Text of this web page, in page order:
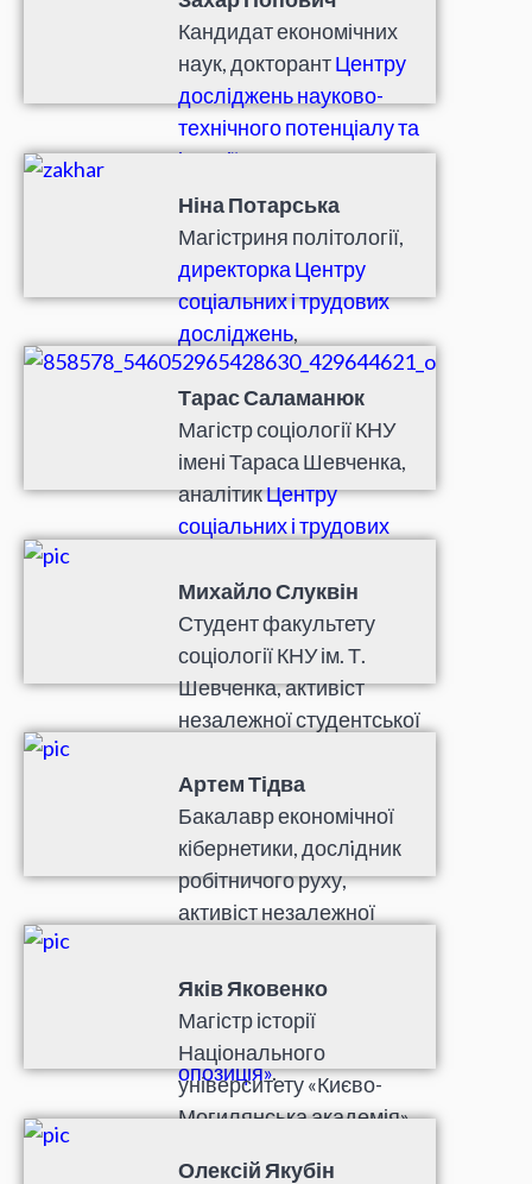
профспілки«Пряма дія»
Кандидат економічних
наук, докторантЦентру
досліджень науково-
технічного потенціалу та
історії науки
ім.Г.М.Доброва НАН
України
, координатор
організаційного комітету
партії
«Соціальний рух»
Ніна Потарська
Магістриня політології,
директорка Центру
соціальних і трудових
досліджень,
співкоординаторка
Жіночої сотні ім. О.
Кобилянської.
Тарас Саламанюк
Магістр соціології КНУ
імені Тараса Шевченка,
аналітикЦентру
соціальних і трудових
самоосвітньої
платформиDie
Autodidaktische Initiative
Михайло Слуквін
Студент факультету
соціології КНУ ім. Т.
Шевченка, активіст
незалежної студентської
Артем Тідва
Бакалавр економічної
кібернетики, дослiдник
робітничого руху,
активіст незалежної
«Пряма дія»
соціалістичного
об’єднання «Ліва
опозиція».
Яків Яковенко
Магістр історії
Національного
університету «Києво-
Могилянська академія».
Олексій Якубін